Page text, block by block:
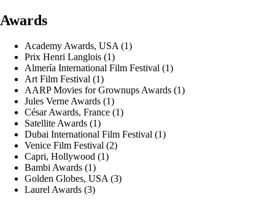
Awards
Academy Awards, USA (1)
Prix Henri Langlois (1)
Almería International Film Festival (1)
Art Film Festival (1)
AARP Movies for Grownups Awards (1)
Jules Verne Awards (1)
César Awards, France (1)
Satellite Awards (1)
Dubai International Film Festival (1)
Venice Film Festival (2)
Capri, Hollywood (1)
Bambi Awards (1)
Golden Globes, USA (3)
Laurel Awards (3)